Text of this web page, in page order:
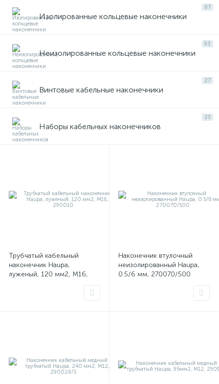
87
Изолированные кольцевые наконечники
93
Неизолированные кольцевые наконечники
27
Винтовые кабельные наконечники
25
Наборы кабельных наконечников
Трубчатый кабельный
наконечник Haupa,
луженый, 120 мм2, М16,
Наконечник втулочный
неизолированный Haupa,
0.5/6 мм, 270070/500